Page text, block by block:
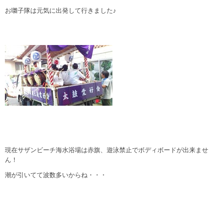
お囃子隊は元気に出発して行きました♪
現在サザンビーチ海水浴場は赤旗、遊泳禁止でボディボードが出来ませ
ん！
潮が引いてて波数多いからね・・・